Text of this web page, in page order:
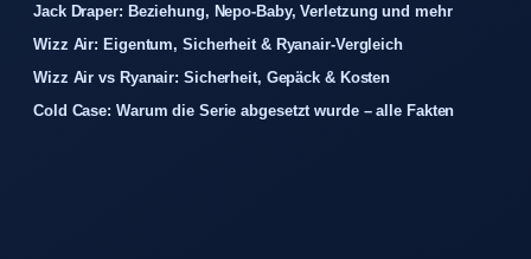
Jack Draper: Beziehung, Nepo-Baby, Verletzung und mehr
Wizz Air: Eigentum, Sicherheit & Ryanair-Vergleich
Wizz Air vs Ryanair: Sicherheit, Gepäck & Kosten
Cold Case: Warum die Serie abgesetzt wurde – alle Fakten